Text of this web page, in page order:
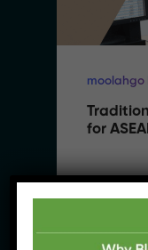
moolahgo
for
5